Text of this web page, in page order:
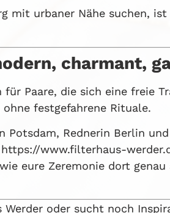
mit urbaner Nähe suchen,
charmant,
Paare, die sich eine freie
festgefahrene Rituale.
Potsdam, Rednerin Berlin
www.filterhaus-
eure Zeremonie dort
oder sucht noch